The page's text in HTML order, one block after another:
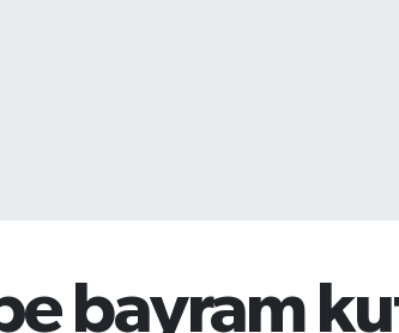
bayram